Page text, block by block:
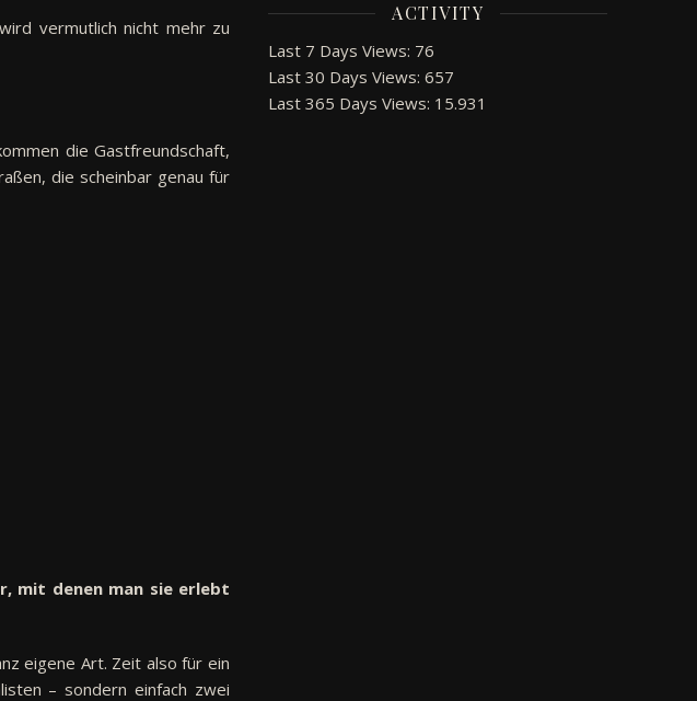
vermutlich nicht mehr zu
die Gastfreundschaft,
die scheinbar genau für
mit denen man sie erlebt
eigene Art. Zeit also für ein
– sondern einfach zwei
ACTIVITY
Last 7 Days Views: 76
Last 30 Days Views: 657
Last 365 Days Views: 15.931